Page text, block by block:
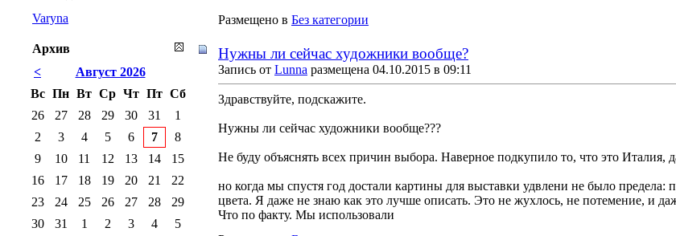
Размещено в Без категории
Нужны ли сейчас художники вообще?
Запись от Lunna размещена 04.10.2015 в 09:11
Здравствуйте, подскажите.
Нужны ли сейчас художники вообще???
Не буду объяснять всех причин выбора. Наверное подкупило то, что это Италия,
но когда мы спустя год достали картины для выставки удвлени не было
цвета. Я даже не знаю как это лучше описать. Это не жухлось, не потемение, и
Что по факту. Мы использовали
Varyna
Архив
<
Август 2026
Вс Пн Вт Ср Чт Пт Сб
26
27 28 29 30 31
1
2
3 4 5 6 7
8
9
10 11 12 13 14
15
16
17 18 19 20 21
22
23
24 25 26 27 28
29
30
31 1 2 3 4 5